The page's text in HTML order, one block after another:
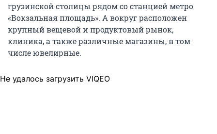
грузинской столицы рядом со станцией метро
«Вокзальная площадь». А вокруг расположен
крупный вещевой и продуктовый рынок,
клиника, а также различные магазины, в том
числе ювелирные.
Не удалось загрузить VIQEO